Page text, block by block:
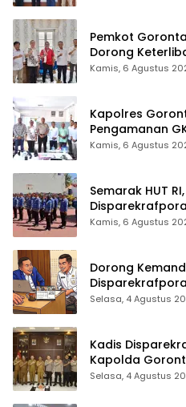
Pemkot
Dorong
Kamis, 6 Agustus
Kapolres
Pengamanan
Perkuat Sinergi
Kamis, 6 Agustus
Semarak HUT
Kamis, 6 Agustus
Dorong
Para Aleg
Selasa, 4 Agustus
Kadis
Kapolda
Sukseskan
Selasa, 4 Agustus